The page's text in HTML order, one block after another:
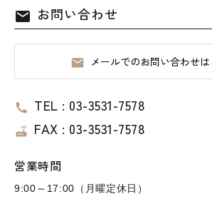
mail お問い合わせ
mail メールでのお問い合わせは
call TEL : 03-3531-7578
router FAX : 03-3531-7578
営業時間
9:00～17:00（月曜定休日）